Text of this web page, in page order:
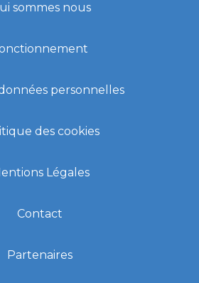
sommes nous
personnelles
des cookies
Légales
Contact
Partenaires